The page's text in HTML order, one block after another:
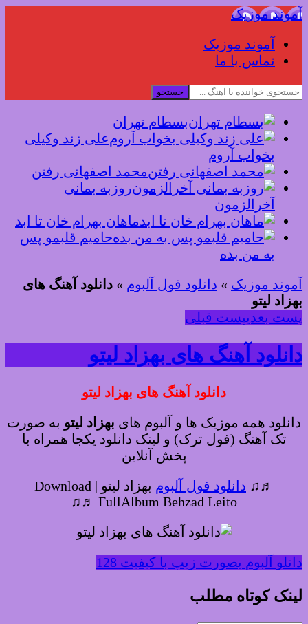
آموند موزیک
آموند موزیک
تماس با ما
جستجو
بسطام تهران
علی زند وکیلی
بخواب آروم
محمد اصفهانی رفتن
روزبه بمانی
آخرالزمون
ماهان بهرام خان تا ابد
حامیم قلبمو پس
به من بده
آموند موزیک » دانلود فول آلبوم » دانلود آهنگ های
بهزاد لیتو
پست بعدیپست قبلی
دانلود آهنگ های بهزاد لیتو
دانلود آهنگ های بهزاد لیتو
دانلود همه موزیک ها و آلبوم های بهزاد لیتو به صورت
تک آهنگ (فول ترک) و لینک دانلود یکجا همراه با
پخش آنلاین
♬♫ دانلود فول آلبوم
بهزاد لیتو | Download
FullAlbum Behzad Leito ♬♫
دانلو آلبوم بصورت زیپ با کیفیت 128
لینک کوتاه مطلب